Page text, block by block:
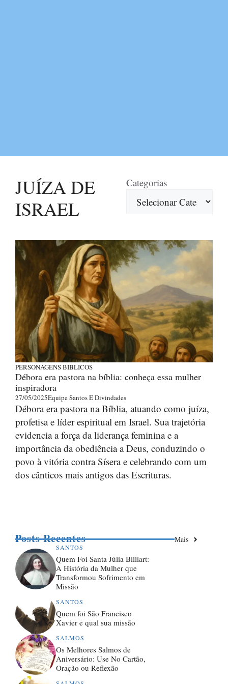
JUÍZA DE
ISRAEL
Categorias
PERSONAGENS BÍBLICOS
Débora era pastora na bíblia: conheça essa mulher
inspiradora
27/05/2025Equipe Santos E Divindades
Débora era pastora na Bíblia, atuando como juíza,
profetisa e líder espiritual em Israel. Sua trajetória
evidencia a força da liderança feminina e a
importância da obediência a Deus, conduzindo o
povo à vitória contra Sísera e celebrando com um
dos cânticos mais antigos das Escrituras.
Posts Recentes Mais
SANTOS
Quem Foi Santa Júlia Billiart:
A História da Mulher que
Transformou Sofrimento em
Missão
SANTOS
Quem foi São Francisco
Xavier e qual sua missão
SALMOS
Os Melhores Salmos de
Aniversário: Use No Cartão,
Oração ou Reflexão